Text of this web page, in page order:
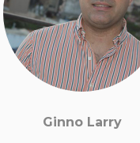
Ginno Larry